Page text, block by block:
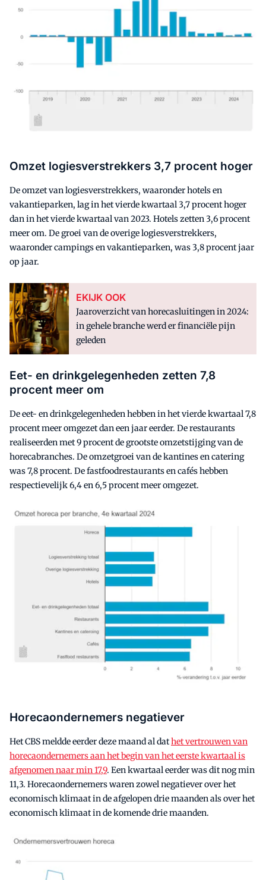
Omzet logiesverstrekkers 3,7 procent hoger
De omzet van logiesverstrekkers, waaronder hotels en
vakantieparken, lag in het vierde kwartaal 3,7 procent hoger
dan in het vierde kwartaal van 2023. Hotels zetten 3,6 procent
meer om. De groei van de overige logiesverstrekkers,
waaronder campings en vakantieparken, was 3,8 procent jaar
op jaar.
EKIJK OOK
Jaaroverzicht van horecasluitingen in 2024:
in gehele branche werd er financiële pijn
geleden
Eet- en drinkgelegenheden zetten 7,8
procent meer om
De eet- en drinkgelegenheden hebben in het vierde kwartaal 7,8
procent meer omgezet dan een jaar eerder. De restaurants
realiseerden met 9 procent de grootste omzetstijging van de
horecabranches. De omzetgroei van de kantines en catering
was 7,8 procent. De fastfoodrestaurants en cafés hebben
respectievelijk 6,4 en 6,5 procent meer omgezet.
Horecaondernemers negatiever
Het CBS meldde eerder deze maand al dathet vertrouwen van
horecaondernemers aan het begin van het eerste kwartaal is
afgenomen naar min 17,9. Een kwartaal eerder was dit nog min
11,3. Horecaondernemers waren zowel negatiever over het
economisch klimaat in de afgelopen drie maanden als over het
economisch klimaat in de komende drie maanden.